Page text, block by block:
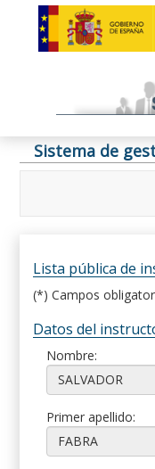
Sistema de
Lista pública de
(*) Campos
Datos del
Nombre:
Primer apellido: